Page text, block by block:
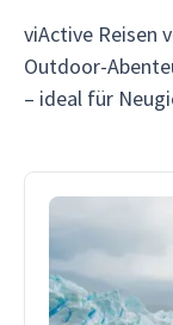
viActive Reisen
Outdoor-
– ideal für